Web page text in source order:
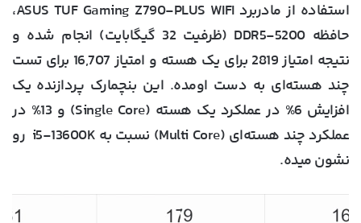
استفاده از مادربرد ASUS TUF Gaming Z790-PLUS WIFI،
حافظه DDR5-5200 (ظرفیت 32 گیگابایت) انجام شده و
نتیجه امتیاز 2819 برای یک هسته و امتیاز 16,707 برای تست
چند هسته‌ای به دست اومده. این بنچمارک پردازنده یک
افزایش 6% در عملکرد یک هسته (Single Core) و 13% در
عملکرد چند هسته‌ای (Multi Core) نسبت به i5-13600K رو
نشون میده.